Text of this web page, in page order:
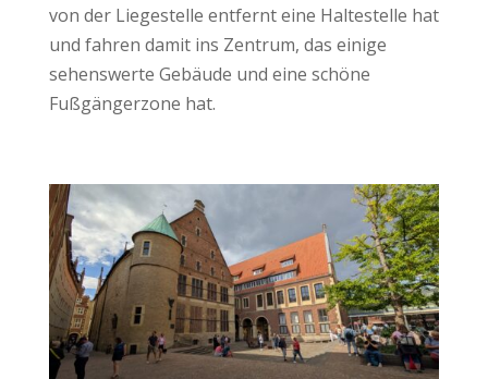
von der Liegestelle entfernt eine Haltestelle hat
und fahren damit ins Zentrum, das einige
sehenswerte Gebäude und eine schöne
Fußgängerzone hat.